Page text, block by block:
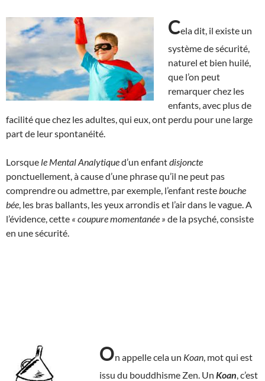
Cela dit, il existe un
système de sécurité,
naturel et bien huilé,
que l’on peut
remarquer chez les
enfants, avec plus de
facilité que chez les adultes, qui eux, ont perdu pour une large
part de leur spontanéité.
Lorsque le Mental Analytiqued’un enfantdisjoncte
ponctuellement, à cause d’une phrase qu’il ne peut pas
comprendre ou admettre, par exemple, l’enfant reste bouche
bée , les bras ballants, les yeux arrondis et l’air dans le vague. A
l’évidence, cette « coupure momentanée » de la psyché, consiste
en une sécurité.
On appelle cela un Koan , mot qui est
issu du bouddhisme Zen. Un Koan , c’est